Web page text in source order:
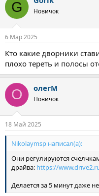
G Новичок
6 Мар 2025
Кто какие дворники
плохо тереть и полосы
О олегМ
Новичок
18 Май 2025
Nikolaymsp написал(а):
Они регулируются
драйва: https://
Делается за 5 минут даже